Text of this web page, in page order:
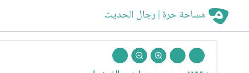
مساحة حرة | رجال الحديث